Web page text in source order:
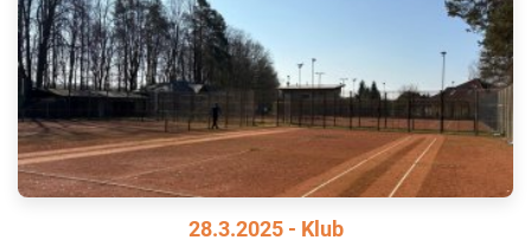
28.3.2025 - Klub